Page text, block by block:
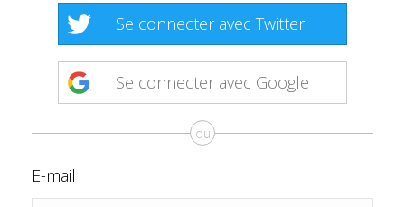
Se connecter avec Twitter
Se connecter avec Google
ou
E-mail